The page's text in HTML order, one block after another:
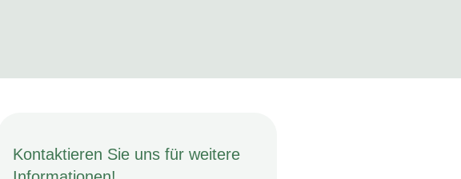
Kontaktieren Sie uns für weitere